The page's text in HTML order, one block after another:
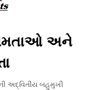
અને
અદ્વિતીય બહુમુખી